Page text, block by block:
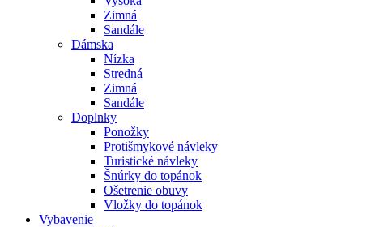
Zimná
Sandále
Dámska
Nízka
Stredná
Zimná
Sandále
Doplnky
Ponožky
Protišmykové návleky
Turistické návleky
Šnúrky do topánok
Ošetrenie obuvy
Vložky do topánok
Vybavenie